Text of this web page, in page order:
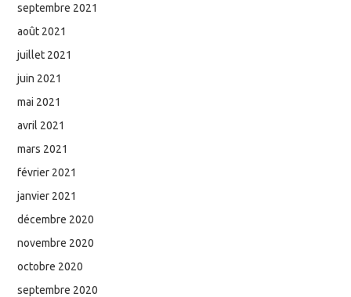
septembre 2021
août 2021
juillet 2021
juin 2021
mai 2021
avril 2021
mars 2021
février 2021
janvier 2021
décembre 2020
novembre 2020
octobre 2020
septembre 2020